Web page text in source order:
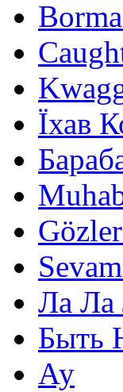
Їхав
Ла Ла
Быть
Ау